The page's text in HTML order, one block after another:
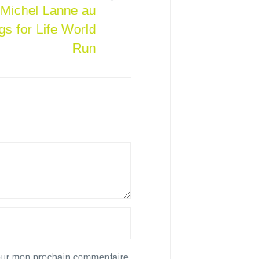
Lanne au
for Life World
Run